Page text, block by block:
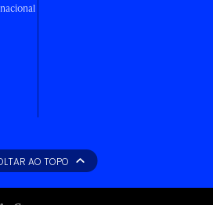
AO TOPO